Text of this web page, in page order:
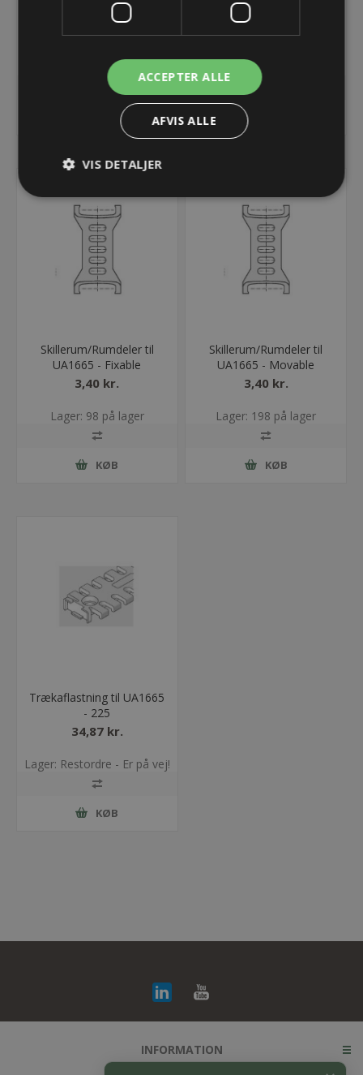
- Med bolt
49,51 kr.
Lager: Restordre - Er på vej!
- Uden bolt
49,51 kr.
Lager: Restordre - Er på vej!
Skillerum/Rumdeler til
UA1665 - Fixable
3,40 kr.
Lager: 98 på lager
KØB
Skillerum/Rumdeler til
UA1665 - Movable
3,40 kr.
Lager: 198 på lager
KØB
Trækaflastning til UA1665
- 225
34,87 kr.
Lager: Restordre - Er på vej!
KØB
INFORMATION
ACCEPTER ALLE
AFVIS ALLE
VIS DETALJER